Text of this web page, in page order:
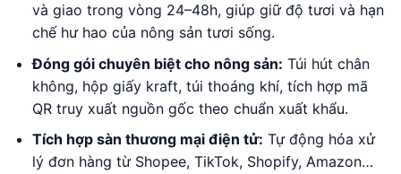
và giao trong vòng 24–48h, giúp giữ độ tươi và hạn
chế hư hao của nông sản tươi sống.
Đóng gói chuyên biệt cho nông sản: Túi hút chân
không, hộp giấy kraft, túi thoáng khí, tích hợp mã
QR truy xuất nguồn gốc theo chuẩn xuất khẩu.
Tích hợp sàn thương mại điện tử: Tự động hóa xử
lý đơn hàng từ Shopee, TikTok, Shopify, Amazon…